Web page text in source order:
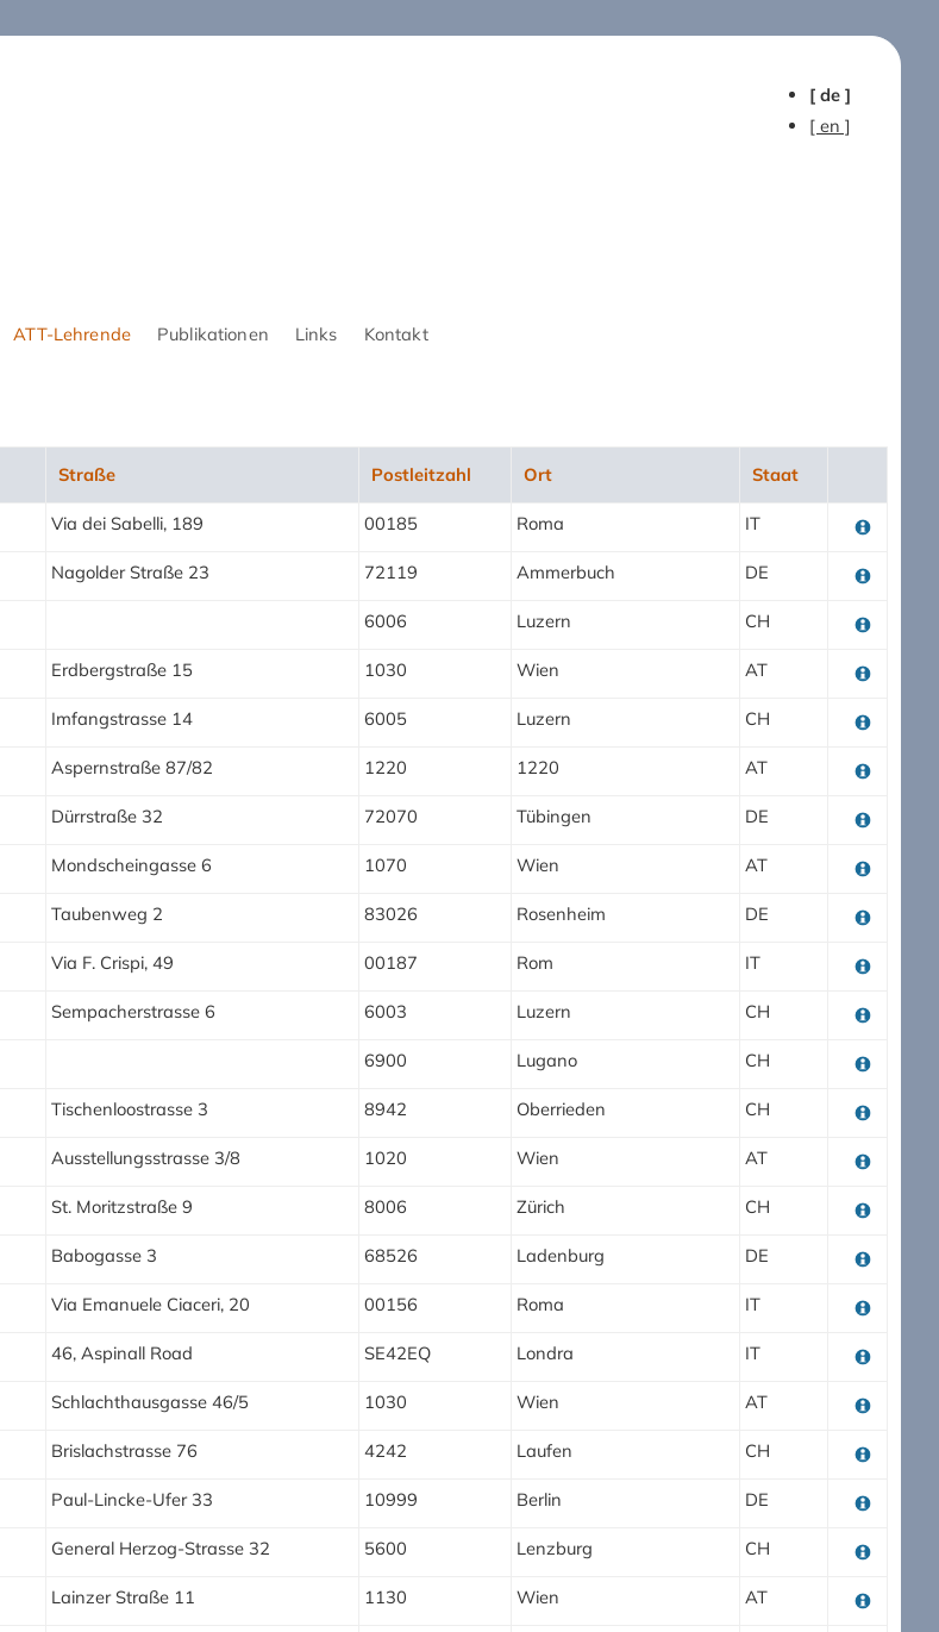
[ de ]
[ en ]
ATT-Lehrende Publikationen Links Kontakt
Straße Postleitzahl Ort Staat
Via dei Sabelli, 189 00185 Roma IT
Nagolder Straße 23 72119 Ammerbuch DE
6006 Luzern CH
Erdbergstraße 15 1030 Wien AT
Imfangstrasse 14 6005 Luzern CH
Aspernstraße 87/82 1220 1220 AT
Dürrstraße 32 72070 Tübingen DE
Mondscheingasse 6 1070 Wien AT
Taubenweg 2 83026 Rosenheim DE
Via F. Crispi, 49 00187 Rom IT
Sempacherstrasse 6 6003 Luzern CH
6900 Lugano CH
Tischenloostrasse 3 8942 Oberrieden CH
Ausstellungsstrasse 3/8 1020 Wien AT
St. Moritzstraße 9 8006 Zürich CH
Babogasse 3 68526 Ladenburg DE
Via Emanuele Ciaceri, 20 00156 Roma IT
46, Aspinall Road SE42EQ Londra IT
Schlachthausgasse 46/5 1030 Wien AT
Brislachstrasse 76 4242 Laufen CH
Paul-Lincke-Ufer 33 10999 Berlin DE
General Herzog-Strasse 32 5600 Lenzburg CH
Lainzer Straße 11 1130 Wien AT